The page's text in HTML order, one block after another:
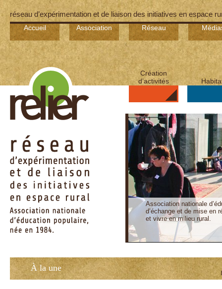
réseau d’expérimentation et de liaison des initiatives en espace
Accueil Association Réseau
Création
d’activités
Association nationale
d’échange et de mise en
et vivre en milieu rural.
À la une